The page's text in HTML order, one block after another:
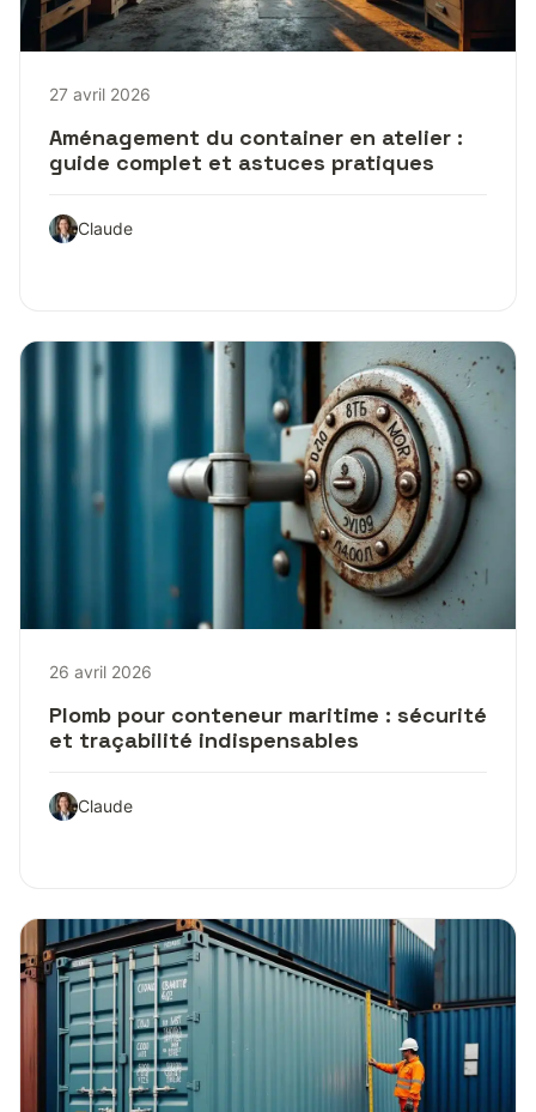
27 avril 2026
Aménagement du container en atelier :
guide complet et astuces pratiques
Claude
26 avril 2026
Plomb pour conteneur maritime : sécurité
et traçabilité indispensables
Claude